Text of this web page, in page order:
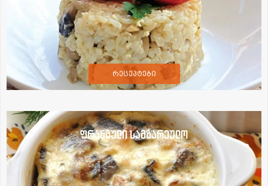
რეცეპტები
ფრანგული სამზარეულო